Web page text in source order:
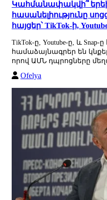
Կահմանափակվի՞
հասանելիությունը
հայցեր՝ TikTok-ի,
TikTok-ը, Youtube-ը, և
համաձայնագրեր են
որով ԱՄՆ դպրոցները
Ofelya